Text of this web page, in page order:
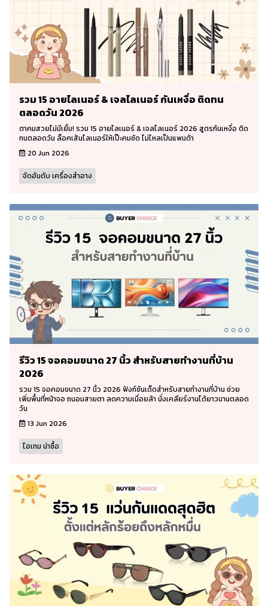
รวม 15 อายไลเนอร์ & เจลไลเนอร์ กันเหงื่อ ติดทน
ตลอดวัน 2026
ตาคมสวยไม่มีเยิ้ม! รวม 15 อายไลเนอร์ & เจลไลเนอร์ 2026 สูตรกันเหงื่อ ติด
ทนตลอดวัน ล็อคเส้นไลเนอร์ให้เป๊ะคมชัด ไม่ไหลเป็นแพนด้า
20 Jun 2026
จัดอันดับ เครื่องสำอาง
รีวิว 15 จอคอมขนาด 27 นิ้ว สำหรับสายทำงานที่บ้าน
2026
รวม 15 จอคอมขนาด 27 นิ้ว 2026 ฟังก์ชันเด็ดสำหรับสายทำงานที่บ้าน ช่วย
เพิ่มพื้นที่หน้าจอ ถนอมสายตา ลดความเมื่อยล้า นั่งเคลียร์งานได้ยาวนานตลอด
วัน
13 Jun 2026
ไอเทม น่าซื้อ